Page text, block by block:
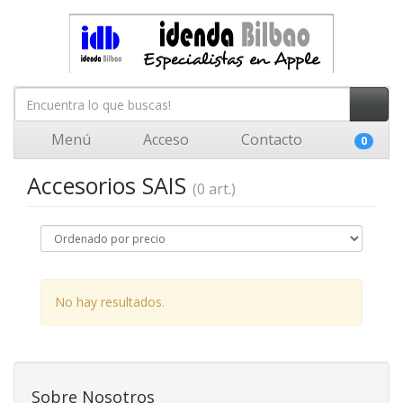
Menú Acceso Contacto 0
Accesorios SAIS (0 art.)
No hay resultados.
Sobre Nosotros